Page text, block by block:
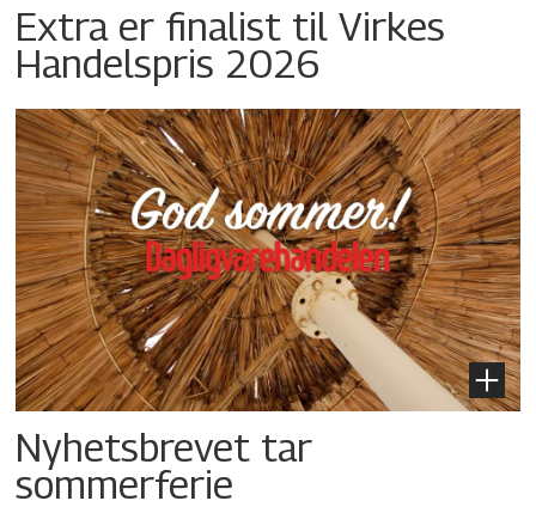
Extra er finalist til Virkes
Handelspris 2026
Nyhetsbrevet tar
sommerferie